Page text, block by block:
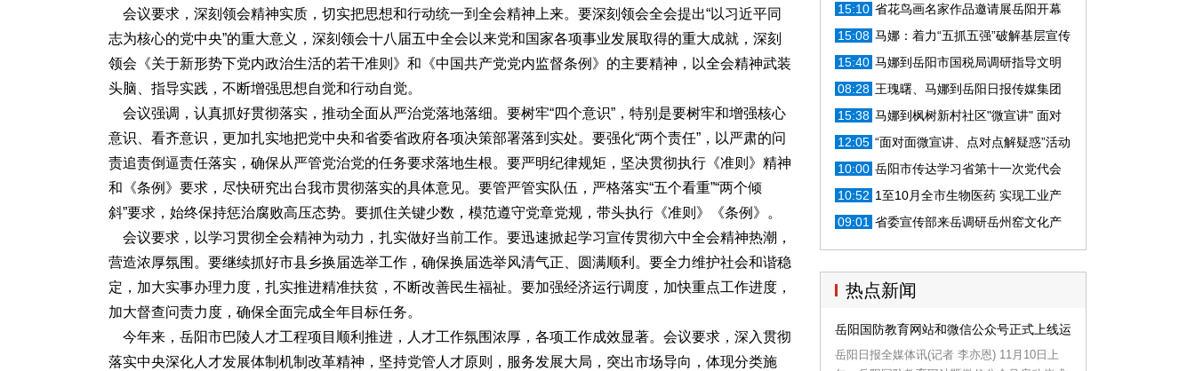
会议要求，深刻领会精神实质，切实把思想和行动统一到全会精神上来。要深刻领会全会提出“以习近平同
志为核心的党中央”的重大意义，深刻领会十八届五中全会以来党和国家各项事业发展取得的重大成就，深刻
领会《关于新形势下党内政治生活的若干准则》和《中国共产党党内监督条例》的主要精神，以全会精神武装
头脑、指导实践，不断增强思想自觉和行动自觉。
会议强调，认真抓好贯彻落实，推动全面从严治党落地落细。要树牢“四个意识”，特别是要树牢和增强核心
意识、看齐意识，更加扎实地把党中央和省委省政府各项决策部署落到实处。要强化“两个责任”，以严肃的问
责追责倒逼责任落实，确保从严管党治党的任务要求落地生根。要严明纪律规矩，坚决贯彻执行《准则》精神
和《条例》要求，尽快研究出台我市贯彻落实的具体意见。要管严管实队伍，严格落实“五个看重”“两个倾
斜”要求，始终保持惩治腐败高压态势。要抓住关键少数，模范遵守党章党规，带头执行《准则》《条例》。
会议要求，以学习贯彻全会精神为动力，扎实做好当前工作。要迅速掀起学习宣传贯彻六中全会精神热潮，
营造浓厚氛围。要继续抓好市县乡换届选举工作，确保换届选举风清气正、圆满顺利。要全力维护社会和谐稳
定，加大实事办理力度，扎实推进精准扶贫，不断改善民生福祉。要加强经济运行调度，加快重点工作进度，
加大督查问责力度，确保全面完成全年目标任务。
今年来，岳阳市巴陵人才工程项目顺利推进，人才工作氛围浓厚，各项工作成效显著。会议要求，深入贯彻
落实中央深化人才发展体制机制改革精神，坚持党管人才原则，服务发展大局，突出市场导向，体现分类施
出席
15:10 省花鸟画名家作品邀请展岳阳开幕
马娜等出席
15:08 马娜：着力“五抓五强”破解基层宣传
思想文化工作难题
15:40 马娜到岳阳市国税局调研指导文明
创建工作
08:28 王瑰曙、马娜到岳阳日报传媒集团
调研
15:38 马娜到枫树新村社区"微宣讲" 面对
面为群众解疑惑
12:05 “面对面微宣讲、点对点解疑惑”活动
在岳启动
10:00 岳阳市传达学习省第十一次党代会
精神
10:52 1至10月全市生物医药 实现工业产
值144.5亿元
09:01 省委宣传部来岳调研岳州窑文化产
业相关情况
热点新闻
岳阳国防教育网站和微信公众号正式上线运行
岳阳日报全媒体讯(记者 李亦恩) 11月10日上